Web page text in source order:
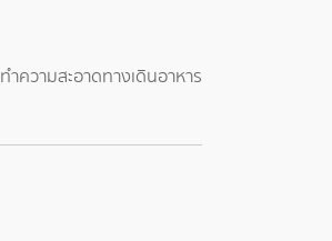
ความสะอาดทางเดินอาหาร